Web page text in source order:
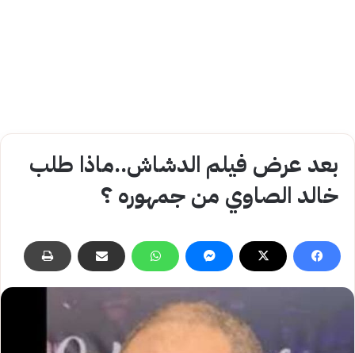
بعد عرض فيلم الدشاش..ماذا طلب
خالد الصاوي من جمهوره ؟